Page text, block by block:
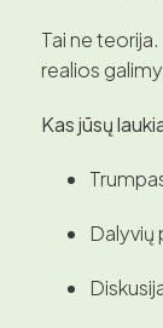
Tai ne
realios
Kas jūsų
Dalyvių